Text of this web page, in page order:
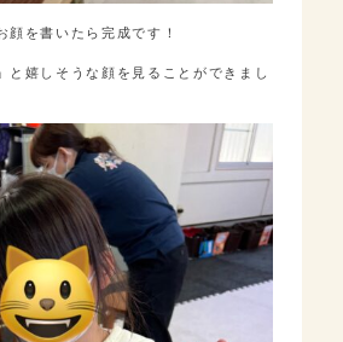
顔を書いたら完成です！
と嬉しそうな顔を見ることができまし